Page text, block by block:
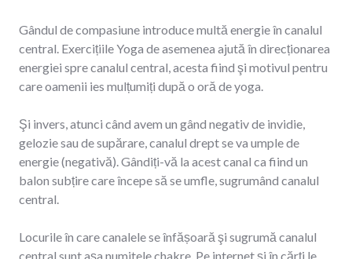
Gândul de compasiune introduce multă energie în canalul
central. Exercițiile Yoga de asemenea ajută în direcționarea
energiei spre canalul central, acesta fiind şi motivul pentru
care oamenii ies mulțumiți după o oră de yoga.
Şi invers, atunci când avem un gând negativ de invidie,
gelozie sau de supărare, canalul drept se va umple de
energie (negativă). Gândiți-vă la acest canal ca fiind un
balon subțire care începe să se umfle, sugrumând canalul
central.
Locurile în care canalele se înfășoară şi sugrumă canalul
central sunt aşa numitele chakre. Pe internet şi în cărți le